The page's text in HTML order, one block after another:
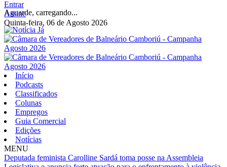
Aguarde, carregando...
Entrar
Assine
Quinta-feira, 06 de Agosto 2026
Início
Podcasts
Classificados
Colunas
Empregos
Guia Comercial
Edições
Notícias
MENU
Deputada feminista Carolline Sardá toma posse na Assembleia